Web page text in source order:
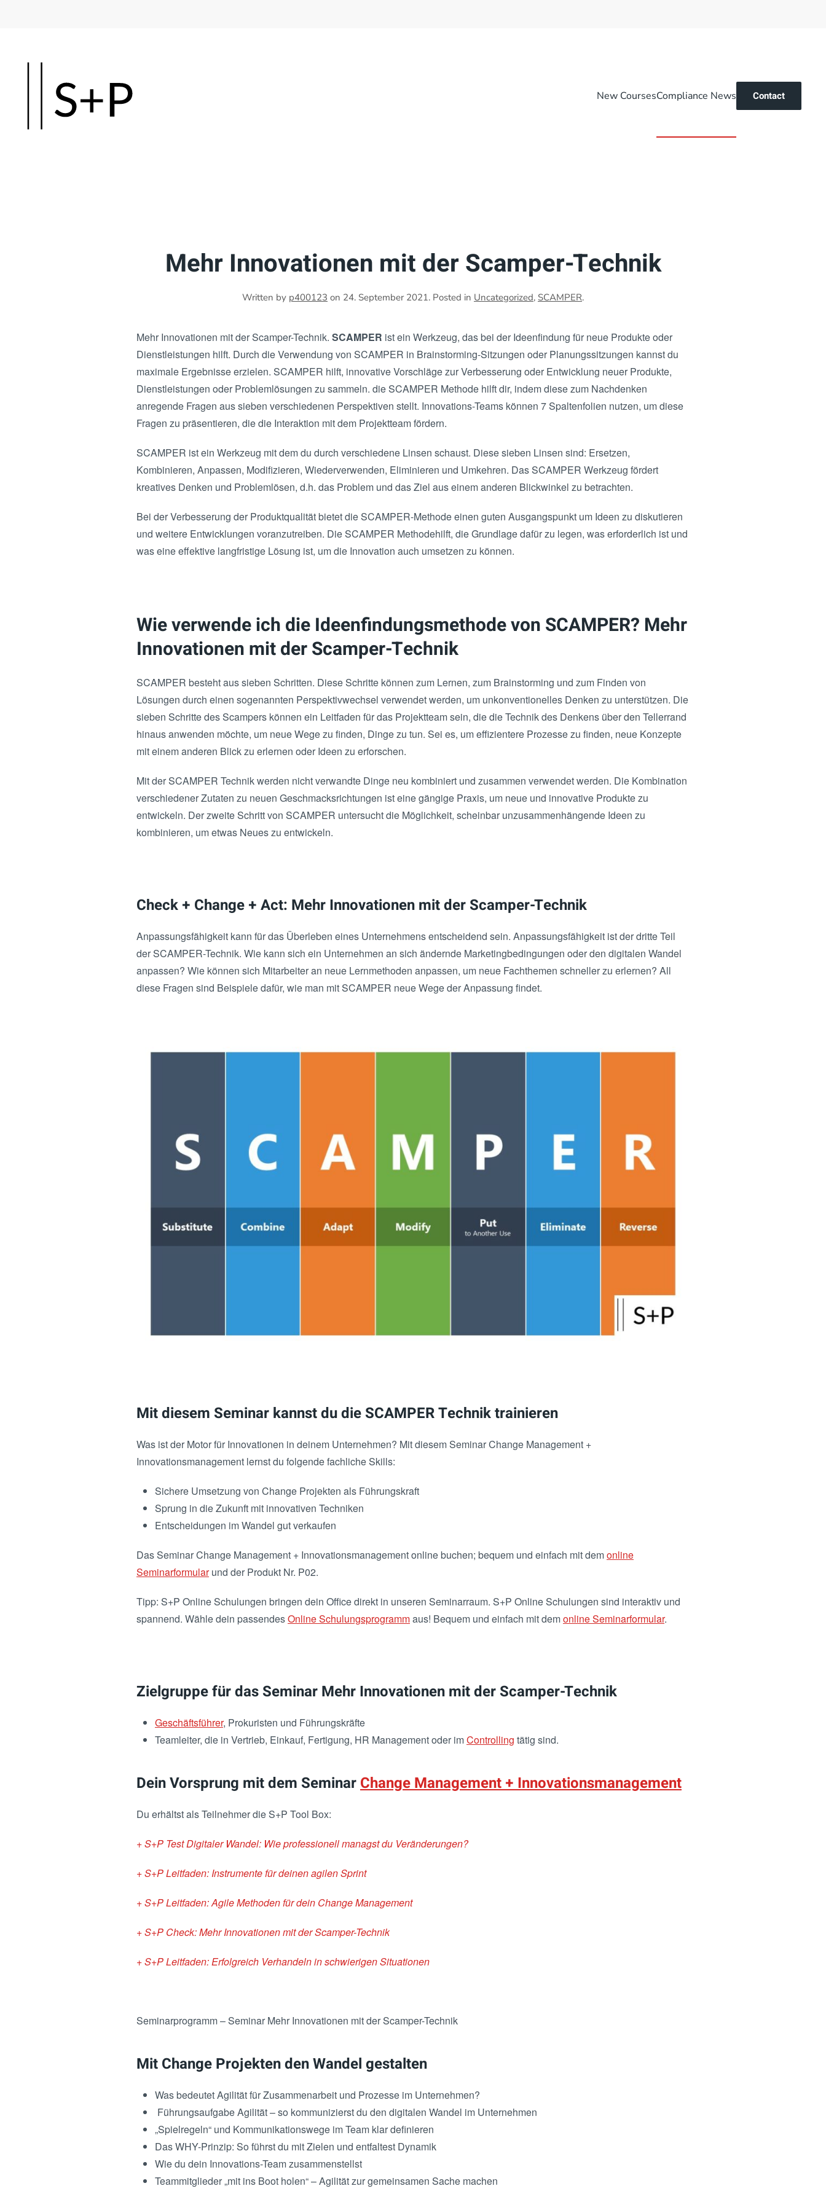
main
New CoursesCompliance News Contact
Mehr Innovationen mit der Scamper-Technik
Written by p400123 on 24. September 2021. Posted in Uncategorized, SCAMPER.
Mehr Innovationen mit der Scamper-Technik. SCAMPER ist ein Werkzeug, das bei der Ideenfindung für neue Produkte oder
Dienstleistungen hilft. Durch die Verwendung von SCAMPER in Brainstorming-Sitzungen oder Planungssitzungen kannst du
maximale Ergebnisse erzielen. SCAMPER hilft, innovative Vorschläge zur Verbesserung oder Entwicklung neuer Produkte,
Dienstleistungen oder Problemlösungen zu sammeln. die SCAMPER Methode hilft dir, indem diese zum Nachdenken
anregende Fragen aus sieben verschiedenen Perspektiven stellt. Innovations-Teams können 7 Spaltenfolien nutzen, um diese
Fragen zu präsentieren, die die Interaktion mit dem Projektteam fördern.
SCAMPER ist ein Werkzeug mit dem du durch verschiedene Linsen schaust. Diese sieben Linsen sind: Ersetzen,
Kombinieren, Anpassen, Modifizieren, Wiederverwenden, Eliminieren und Umkehren. Das SCAMPER Werkzeug fördert
kreatives Denken und Problemlösen, d.h. das Problem und das Ziel aus einem anderen Blickwinkel zu betrachten.
Bei der Verbesserung der Produktqualität bietet die SCAMPER-Methode einen guten Ausgangspunkt um Ideen zu diskutieren
und weitere Entwicklungen voranzutreiben. Die SCAMPER Methodehilft, die Grundlage dafür zu legen, was erforderlich ist und
was eine effektive langfristige Lösung ist, um die Innovation auch umsetzen zu können.
Wie verwende ich die Ideenfindungsmethode von SCAMPER? Mehr
Innovationen mit der Scamper-Technik
SCAMPER besteht aus sieben Schritten. Diese Schritte können zum Lernen, zum Brainstorming und zum Finden von
Lösungen durch einen sogenannten Perspektivwechsel verwendet werden, um unkonventionelles Denken zu unterstützen. Die
sieben Schritte des Scampers können ein Leitfaden für das Projektteam sein, die die Technik des Denkens über den Tellerrand
hinaus anwenden möchte, um neue Wege zu finden, Dinge zu tun. Sei es, um effizientere Prozesse zu finden, neue Konzepte
mit einem anderen Blick zu erlernen oder Ideen zu erforschen.
Mit der SCAMPER Technik werden nicht verwandte Dinge neu kombiniert und zusammen verwendet werden. Die Kombination
verschiedener Zutaten zu neuen Geschmacksrichtungen ist eine gängige Praxis, um neue und innovative Produkte zu
entwickeln. Der zweite Schritt von SCAMPER untersucht die Möglichkeit, scheinbar unzusammenhängende Ideen zu
kombinieren, um etwas Neues zu entwickeln.
Check + Change + Act: Mehr Innovationen mit der Scamper-Technik
Anpassungsfähigkeit kann für das Überleben eines Unternehmens entscheidend sein. Anpassungsfähigkeit ist der dritte Teil
der SCAMPER-Technik. Wie kann sich ein Unternehmen an sich ändernde Marketingbedingungen oder den digitalen Wandel
anpassen? Wie können sich Mitarbeiter an neue Lernmethoden anpassen, um neue Fachthemen schneller zu erlernen? All
diese Fragen sind Beispiele dafür, wie man mit SCAMPER neue Wege der Anpassung findet.
Mit diesem Seminar kannst du die SCAMPER Technik trainieren
Was ist der Motor für Innovationen in deinem Unternehmen? Mit diesem Seminar Change Management +
Innovationsmanagement lernst du folgende fachliche Skills:
Sichere Umsetzung von Change Projekten als Führungskraft
Sprung in die Zukunft mit innovativen Techniken
Entscheidungen im Wandel gut verkaufen
Das Seminar Change Management + Innovationsmanagement online buchen; bequem und einfach mit demonline
Seminarformularund der Produkt Nr. P02.
Tipp: S+P Online Schulungen bringen dein Office direkt in unseren Seminarraum. S+P Online Schulungen sind interaktiv und
spannend. Wähle dein passendesOnline Schulungsprogrammaus! Bequem und einfach mit demonline Seminarformular.
Zielgruppe für das Seminar Mehr Innovationen mit der Scamper-Technik
Geschäftsführer, Prokuristen und Führungskräfte
Teamleiter, die in Vertrieb, Einkauf, Fertigung, HR Management oder imControlling tätig sind.
Dein Vorsprung mit dem SeminarChange Management + Innovationsmanagement
Du erhältst als Teilnehmer die S+P Tool Box:
+ S+P Test Digitaler Wandel: Wie professionell managst du Veränderungen?
+ S+P Leitfaden: Instrumente für deinen agilen Sprint
+ S+P Leitfaden: Agile Methoden für dein Change Management
+ S+P Check: Mehr Innovationen mit der Scamper-Technik
+ S+P Leitfaden: Erfolgreich Verhandeln in schwierigen Situationen
Seminarprogramm – Seminar Mehr Innovationen mit der Scamper-Technik
Mit Change Projekten den Wandel gestalten
Was bedeutet Agilität für Zusammenarbeit und Prozesse im Unternehmen?
Führungsaufgabe Agilität – so kommunizierst du den digitalen Wandel im Unternehmen
„Spielregeln“ und Kommunikationswege im Team klar definieren
Das WHY-Prinzip: So führst du mit Zielen und entfaltest Dynamik
Wie du dein Innovations-Team zusammenstellst
Teammitglieder „mit ins Boot holen“ – Agilität zur gemeinsamen Sache machen